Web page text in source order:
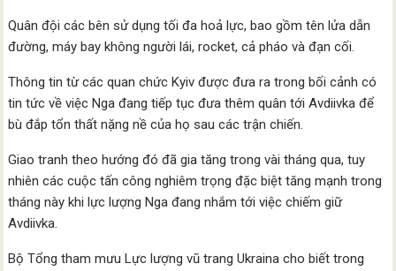
Quân đội các bên sử dụng tối đa hoả lực, bao gồm tên lửa dẫn
đường, máy bay không người lái, rocket, cả pháo và đạn cối.
Thông tin từ các quan chức Kyiv được đưa ra trong bối cảnh có
tin tức về việc Nga đang tiếp tục đưa thêm quân tới Avdiivka để
bù đắp tổn thất nặng nề của họ sau các trận chiến.
Giao tranh theo hướng đó đã gia tăng trong vài tháng qua, tuy
nhiên các cuộc tấn công nghiêm trọng đặc biệt tăng mạnh trong
tháng này khi lực lượng Nga đang nhắm tới việc chiếm giữ
Avdiivka.
Bộ Tổng tham mưu Lực lượng vũ trang Ukraina cho biết trong